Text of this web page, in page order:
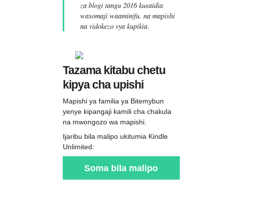
za blogi tangu 2016 kusaidia
wasomaji waaminifu. na mapishi
na vidokezo vya kupikia.
Tazama kitabu chetu
kipya cha upishi
Mapishi ya familia ya Bitemybun
yenye kipangaji kamili cha chakula
na mwongozo wa mapishi.
Ijaribu bila malipo ukitumia Kindle
Unlimited:
Soma bila malipo